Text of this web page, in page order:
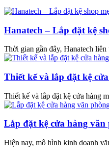
Hanatech – Lắp đặt kệ
Thời gian gần đây, Hanatech
Thiết kế và lắp đặt kệ
Thiết kế và lắp đặt kệ cửa hàng
Lắp đặt kệ cửa hàng
Hiện nay, mô hình kinh doanh